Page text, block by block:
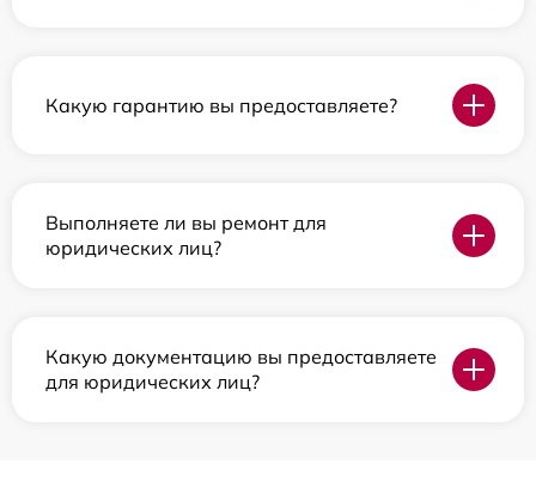
Какую гарантию вы предоставляете?
Выполняете ли вы ремонт для
юридических лиц?
Какую документацию вы предоставляете
для юридических лиц?